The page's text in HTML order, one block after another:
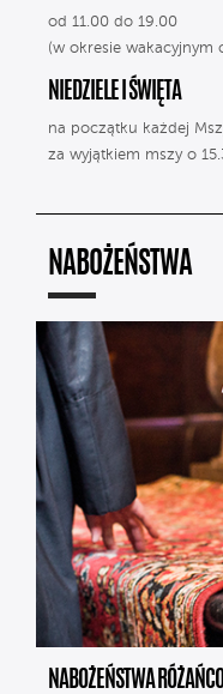
od 11.00 do 19.00
(w okresie wakacyjnym
NIEDZIELE I ŚWIĘTA
na początku każdej
za wyjątkiem mszy o
NABOŻEŃSTWA
NABOŻEŃSTWA